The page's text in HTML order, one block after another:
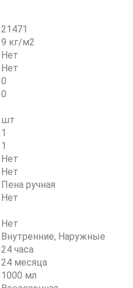
21471
9 кг/м2
Нет
Нет
0
0
шт
1
1
Нет
Нет
Пена ручная
Нет
Нет
Внутренние, Наружные
24 часа
24 месяца
1000 мл